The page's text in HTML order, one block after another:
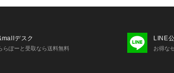
デスク
らぽーと受取なら送料無料
LINE
お得な